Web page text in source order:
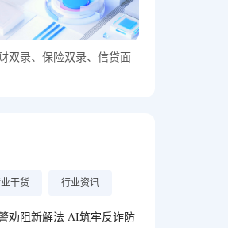
双录、保险双录、信贷面
干货 行业资讯
法 AI筑牢反诈防